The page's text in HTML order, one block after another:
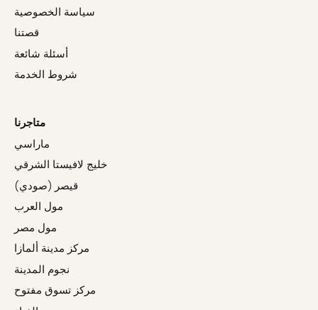
سياسة الخصوصية
قصتنا
أسئلة شائعة
شروط الخدمة
متاجرنا
ماراسي
خليج لافيستا الشرقي
قيصر (صودي)
مول العرب
مول مصر
مركز مدينة ألمازا
نجوم المدينة
مركز تسوق مفتوح